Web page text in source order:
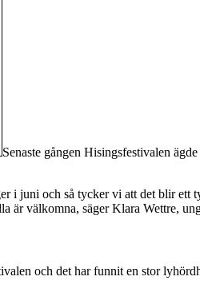
Senaste gången Hisingsfestivalen
i juni och så tycker vi att det blir
är välkomna, säger Klara Wettre,
och det har funnit en stor